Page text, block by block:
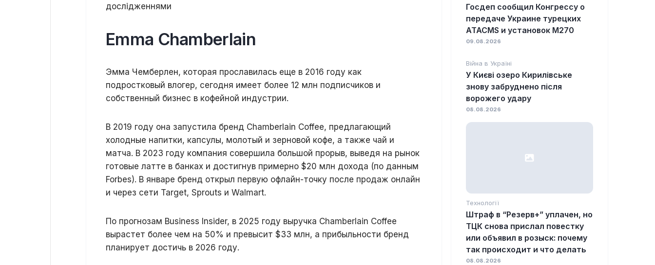
дослідженнями
Emma Chamberlain
Эмма Чемберлен, которая прославилась еще в 2016 году как
подростковый влогер, сегодня имеет более 12 млн подписчиков и
собственный бизнес в кофейной индустрии.
В 2019 году она запустила бренд Chamberlain Coffee, предлагающий
холодные напитки, капсулы, молотый и зерновой кофе, а также чай и
матча. В 2023 году компания совершила большой прорыв, выведя на рынок
готовые латте в банках и достигнув примерно $20 млн дохода (по данным
Forbes). В январе бренд открыл первую офлайн-точку после продаж онлайн
и через сети Target, Sprouts и Walmart.
По прогнозам Business Insider, в 2025 году выручка Chamberlain Coffee
вырастет более чем на 50% и превысит $33 млн, а прибыльности бренд
планирует достичь в 2026 году.
Госдеп сообщил Конгрессу о
передаче Украине турецких
ATACMS и установок M270
09.08.2026
Війна в Україні
У Києві озеро Кирилівське
знову забруднено після
ворожего удару
08.08.2026
Технології
Штраф в “Резерв+” уплачен, но
ТЦК снова прислал повестку
или объявил в розыск: почему
так происходит и что делать
08.08.2026